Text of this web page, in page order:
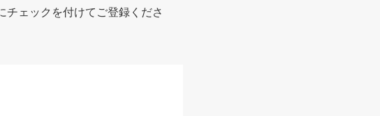
ェックを付けてご登録くださ